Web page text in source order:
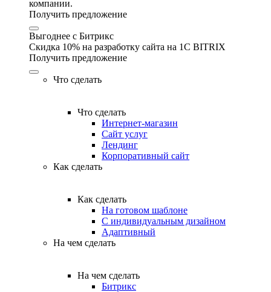
компании.
Получить предложение
Выгоднее с Битрикс
Скидка 10% на разработку сайта на 1C BITRIX
Получить предложение
Что сделать
Что сделать
Интернет-магазин
Сайт услуг
Лендинг
Корпоративный сайт
Как сделать
Как сделать
На готовом шаблоне
С индивидуальным дизайном
Адаптивный
На чем сделать
На чем сделать
Битрикс